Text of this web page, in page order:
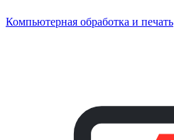
Компьютерная обработка и печать